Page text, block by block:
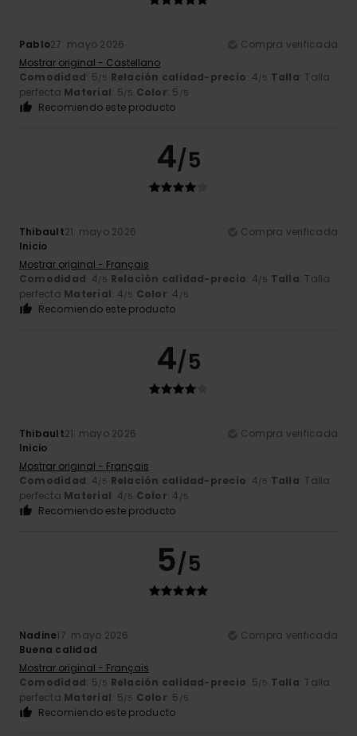
Pablo27. mayo 2026
Compra verificada
Mostrar original - Castellano
Comodidad: 5/5 Relación calidad-precio: 4/5 Talla: Talla
perfecta Material: 5/5 Color: 5 /5
Recomiendo este producto
4/5
Thibault21. mayo 2026
Compra verificada
Inicio
Mostrar original - Français
Comodidad: 4/5 Relación calidad-precio: 4/5 Talla: Talla
perfecta Material: 4/5 Color: 4 /5
Recomiendo este producto
4/5
Thibault21. mayo 2026
Compra verificada
Inicio
Mostrar original - Français
Comodidad: 4/5 Relación calidad-precio: 4/5 Talla: Talla
perfecta Material: 4/5 Color: 4 /5
Recomiendo este producto
5/5
Nadine17. mayo 2026
Compra verificada
Buena calidad
Mostrar original - Français
Comodidad: 5/5 Relación calidad-precio: 5/5 Talla: Talla
perfecta Material: 5/5 Color: 5 /5
Recomiendo este producto